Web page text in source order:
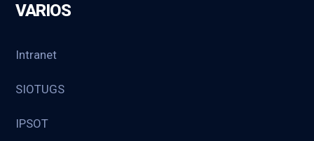
VARIOS
Intranet
SIOTUGS
IPSOT